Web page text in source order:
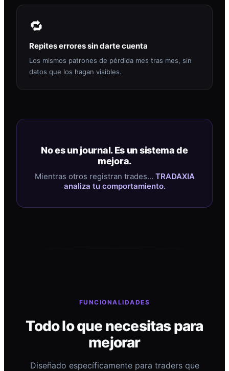
🔁
Repites errores sin darte cuenta
Los mismos patrones de pérdida mes tras mes, sin
datos que los hagan visibles.
No es un journal. Es un sistema de
mejora.
Mientras otros registran trades… TRADAXIA
analiza tu comportamiento.
FUNCIONALIDADES
Todo lo que necesitas para
mejorar
Diseñado específicamente para traders que